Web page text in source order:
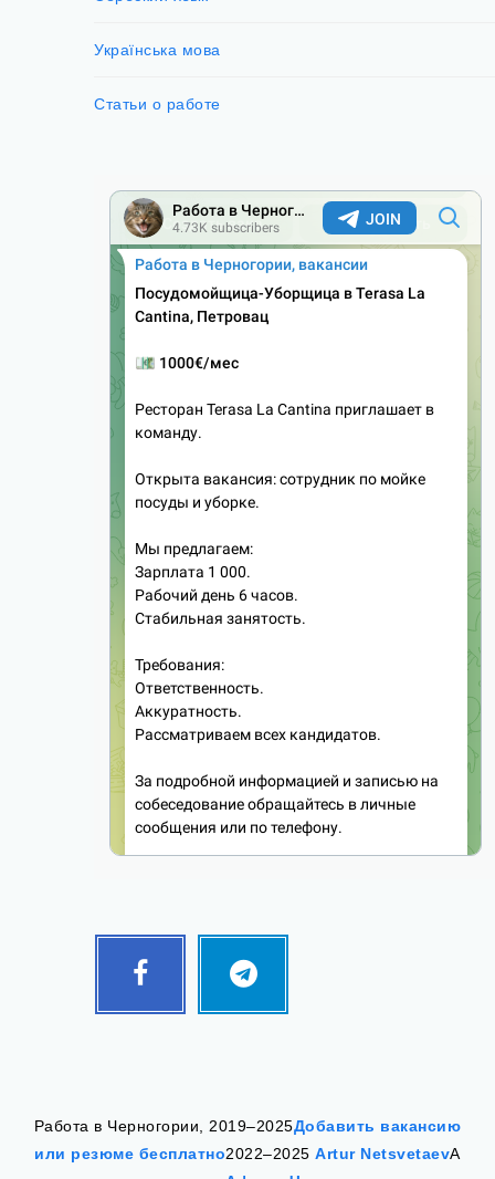
Українська мова
Статьи о работе
Facebook Telegram
Follow
Работа в Черногории, 2019–2025Добавить вакансию
или резюме бесплатно2022–2025Artur NetsvetaevА